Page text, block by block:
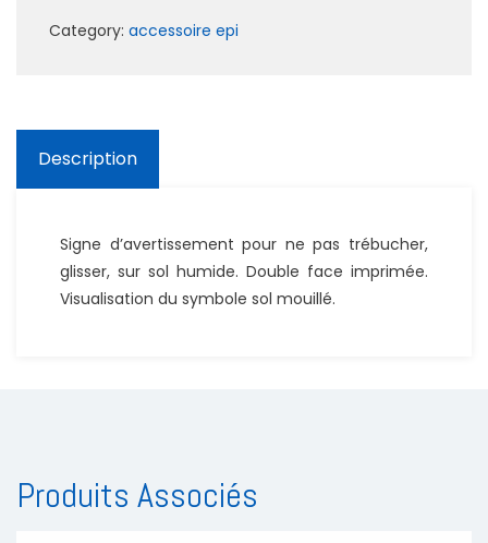
Category: accessoire epi
Description
Signe d’avertissement pour ne pas trébucher,
glisser, sur sol humide. Double face imprimée.
Visualisation du symbole sol mouillé.
Produits Associés